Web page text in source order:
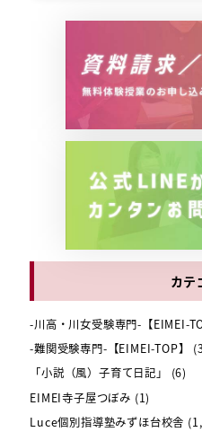
カテ
-川高・川女受験専門-【EIMEI-
-難関受験専門-【EIMEI-TOP】
「小説（風）子育て日記」
(6)
EIMEI寺子屋つぼみ (1)
Luce個別指導塾みずほ台校舎